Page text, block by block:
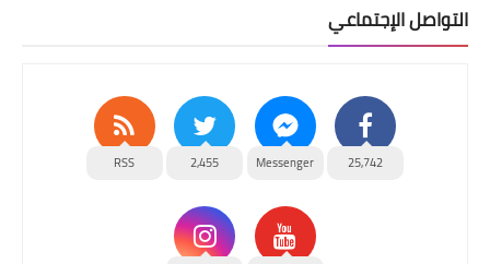
التواصل الإجتماعي
25,742
Messenger
2,455
RSS